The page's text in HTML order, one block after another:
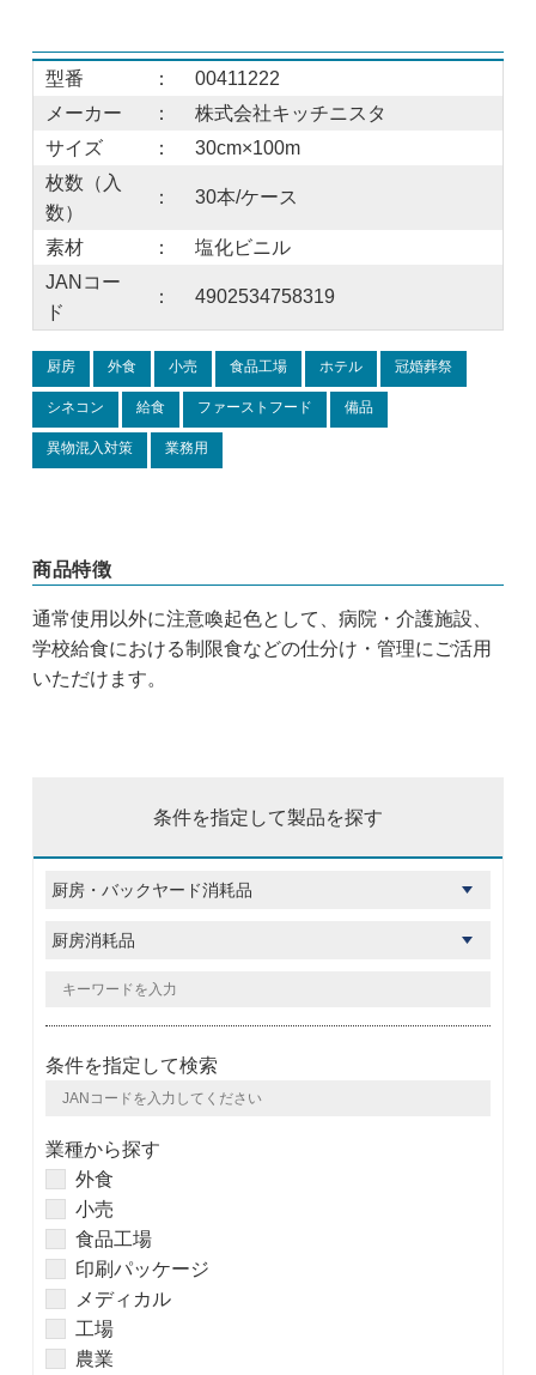
型番 ：
00411222
メーカー
：
株式会社キッチニスタ
サイズ
：
30cm×100m
枚数（入
数）
： 30本/ケース
素材 ：
塩化ビニル
JANコー
ド
： 4902534758319
厨房 外食 小売 食品工場 ホテル 冠婚葬祭
シネコン 給食 ファーストフード 備品
異物混入対策 業務用
商品特徴
通常使用以外に注意喚起色として、病院・介護施設、
学校給食における制限食などの仕分け・管理にご活用
いただけます。
条件を指定して製品を探す
条件を指定して検索
業種から探す
外食
小売
食品工場
印刷パッケージ
メディカル
工場
農業